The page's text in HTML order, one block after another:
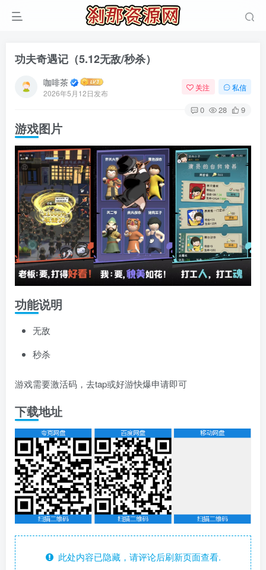
功夫奇遇记（5.12无敌/秒杀）
咖啡茶
2026年5月12日发布
关注 私信
0 28 9
游戏图片
功能说明
无敌
秒杀
游戏需要激活码，去tap或好游快爆申请即可
下载地址
此处内容已隐藏，请评论后刷新页面查看.